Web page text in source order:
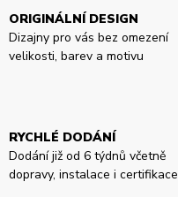
ORIGINÁLNÍ DESIGN
Dizajny pro vás bez omezení
velikosti, barev a motivu
RYCHLÉ DODÁNÍ
Dodání již od 6 týdnů včetně
dopravy, instalace i certifikace